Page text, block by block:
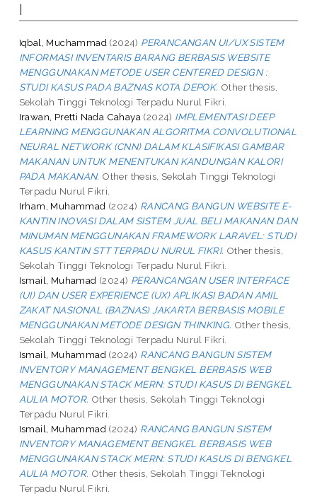
I
Iqbal, Muchammad (2024) PERANCANGAN UI/UX SISTEM
INFORMASI INVENTARIS BARANG BERBASIS WEBSITE
MENGGUNAKAN METODE USER CENTERED DESIGN :
STUDI KASUS PADA BAZNAS KOTA DEPOK. Other thesis,
Sekolah Tinggi Teknologi Terpadu Nurul Fikri.
Irawan, Pretti Nada Cahaya (2024) IMPLEMENTASI DEEP
LEARNING MENGGUNAKAN ALGORITMA CONVOLUTIONAL
NEURAL NETWORK (CNN) DALAM KLASIFIKASI GAMBAR
MAKANAN UNTUK MENENTUKAN KANDUNGAN KALORI
PADA MAKANAN. Other thesis, Sekolah Tinggi Teknologi
Terpadu Nurul Fikri.
Irham, Muhammad (2024) RANCANG BANGUN WEBSITE E-
KANTIN INOVASI DALAM SISTEM JUAL BELI MAKANAN DAN
MINUMAN MENGGUNAKAN FRAMEWORK LARAVEL: STUDI
KASUS KANTIN STT TERPADU NURUL FIKRI. Other thesis,
Sekolah Tinggi Teknologi Terpadu Nurul Fikri.
Ismail, Muhamad (2024) PERANCANGAN USER INTERFACE
(UI) DAN USER EXPERIENCE (UX) APLIKASI BADAN AMIL
ZAKAT NASIONAL (BAZNAS) JAKARTA BERBASIS MOBILE
MENGGUNAKAN METODE DESIGN THINKING. Other thesis,
Sekolah Tinggi Teknologi Terpadu Nurul Fikri.
Ismail, Muhammad (2024) RANCANG BANGUN SISTEM
INVENTORY MANAGEMENT BENGKEL BERBASIS WEB
MENGGUNAKAN STACK MERN: STUDI KASUS DI BENGKEL
AULIA MOTOR. Other thesis, Sekolah Tinggi Teknologi
Terpadu Nurul Fikri.
Ismail, Muhammad (2024) RANCANG BANGUN SISTEM
INVENTORY MANAGEMENT BENGKEL BERBASIS WEB
MENGGUNAKAN STACK MERN: STUDI KASUS DI BENGKEL
AULIA MOTOR. Other thesis, Sekolah Tinggi Teknologi
Terpadu Nurul Fikri.